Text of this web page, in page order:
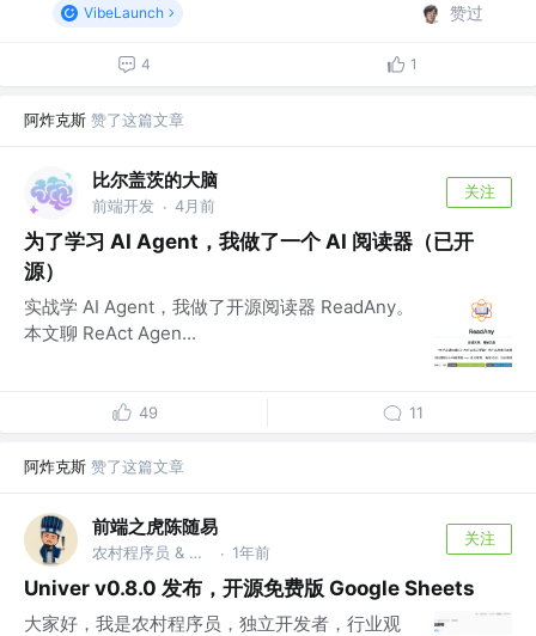
VibeLaunch 赞过
4 1
阿炸克斯 赞了这篇文章
比尔盖茨的大脑
前端开发 · 4月前
关注
为了学习 AI Agent，我做了一个 AI 阅读器（已开
源）
实战学 AI Agent，我做了开源阅读器 ReadAny。
本文聊 ReAct Agen...
49 11
阿炸克斯 赞了这篇文章
前端之虎陈随易
农村程序员 & 独立开发者 @随易科技有限公司 · 1年前
关注
Univer v0.8.0 发布，开源免费版 Google Sheets
大家好，我是农村程序员，独立开发者，行业观